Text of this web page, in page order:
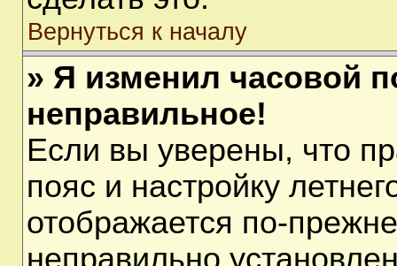
Вернуться к началу
» Я изменил часовой
неправильное!
Если вы уверены, что
пояс и настройку
отображается по-
неправильно